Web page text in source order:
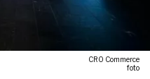
CRO Commerce
foto